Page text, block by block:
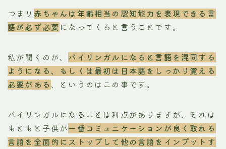
つまり 赤ちゃんは年齢相当の認知能力を表現できる言
語が必ず必要 になってくると言うことです。
私が聞くのが、 バイリンガルになると言語を混同する
ようになる、もしくは最初は日本語をしっかり覚える
必要がある 、というのはこの事です。
バイリンガルになることは利点がありますが、それは
もともと子供が一番コミュニケーションが良く取れる
言語を全面的にストップして他の言語をインプットす